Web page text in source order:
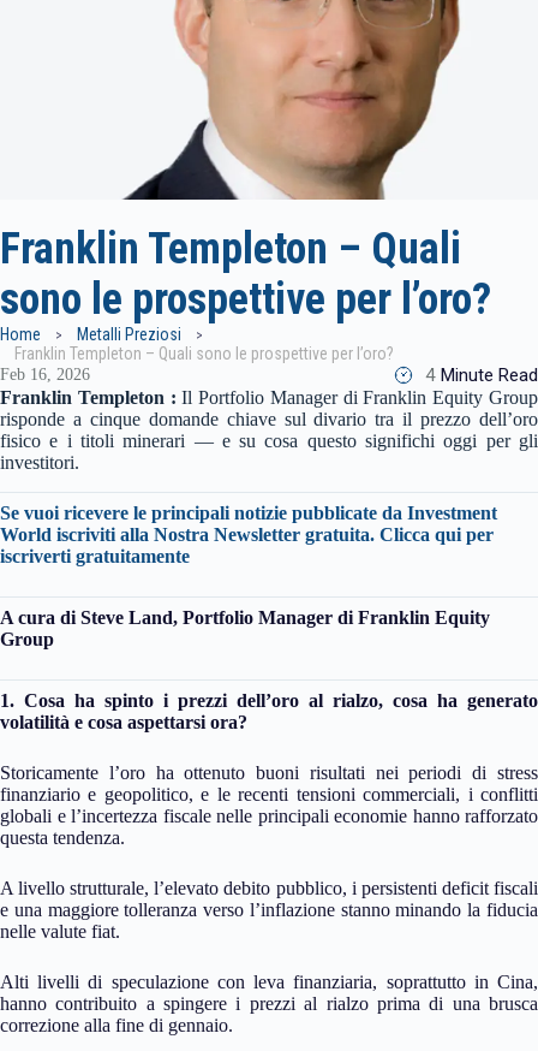
Franklin Templeton – Quali
sono le prospettive per l’oro?
Home
Metalli Preziosi
Franklin Templeton – Quali sono le prospettive per l’oro?
Feb 16, 2026 4 Minute Read
Franklin Templeton :Il Portfolio Manager di Franklin Equity Group
risponde a cinque domande chiave sul divario tra il prezzo dell’oro
fisico e i titoli minerari — e su cosa questo significhi oggi per gli
investitori.
Se vuoi ricevere le principali notizie pubblicate da Investment
World iscriviti alla Nostra Newsletter gratuita. Clicca qui per
iscriverti gratuitamente
A cura di Steve Land, Portfolio Manager di Franklin Equity
Group
1. Cosa ha spinto i prezzi dell’oro al rialzo, cosa ha generato
volatilità e cosa aspettarsi ora?
Storicamente l’oro ha ottenuto buoni risultati nei periodi di stress
finanziario e geopolitico, e le recenti tensioni commerciali, i conflitti
globali e l’incertezza fiscale nelle principali economie hanno rafforzato
questa tendenza.
A livello strutturale, l’elevato debito pubblico, i persistenti deficit fiscali
e una maggiore tolleranza verso l’inflazione stanno minando la fiducia
nelle valute fiat.
Alti livelli di speculazione con leva finanziaria, soprattutto in Cina,
hanno contribuito a spingere i prezzi al rialzo prima di una brusca
correzione alla fine di gennaio.